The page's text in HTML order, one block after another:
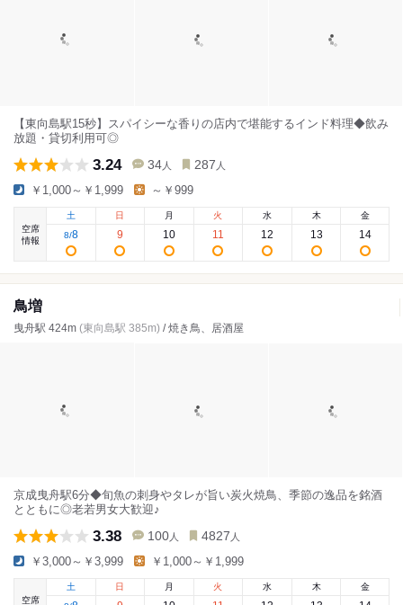
【東向島駅15秒】スパイシーな香りの店内で堪能するインド料理◆飲み
放題・貸切利用可◎
3.24 34 人 287 人
￥1,000～￥1,999 ～￥999
空席
情報
土
8/8
日
9
月
10
火
11
水
12
木
13
金
14
鳥増
曳舟駅 424m (東向島駅 385m) / 焼き鳥、居酒屋
京成曳舟駅6分◆旬魚の刺身やタレが旨い炭火焼鳥、季節の逸品を銘酒
とともに◎老若男女大歓迎♪
3.38 100 人 4827 人
￥3,000～￥3,999 ￥1,000～￥1,999
空席
土
日 月 火 水 木 金